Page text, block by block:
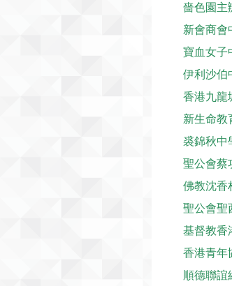
嗇色園主
新會商會
寶血女子
伊利沙伯
香港九龍
新生命教
裘錦秋中
聖公會蔡
佛教沈香
聖公會聖
基督教香
香港青年
順德聯誼